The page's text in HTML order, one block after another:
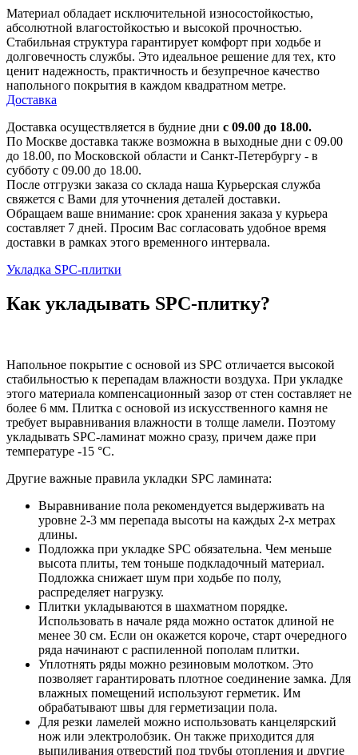
Материал обладает исключительной износостойкостью,
абсолютной влагостойкостью и высокой прочностью.
Стабильная структура гарантирует комфорт при ходьбе и
долговечность службы. Это идеальное решение для тех, кто
ценит надежность, практичность и безупречное качество
напольного покрытия в каждом квадратном метре.
Доставка
Доставка осуществляется в будние дни с 09.00 до 18.00.
По Москве доставка также возможна в выходные дни с 09.00
до 18.00, по Московской области и Санкт-Петербургу - в
субботу с 09.00 до 18.00.
После отгрузки заказа со склада наша Курьерская служба
свяжется с Вами для уточнения деталей доставки.
Обращаем ваше внимание: срок хранения заказа у курьера
составляет 7 дней. Просим Вас согласовать удобное время
доставки в рамках этого временного интервала.
Укладка SPC-плитки
Как укладывать SPC-плитку?
Напольное покрытие с основой из SPC отличается высокой
стабильностью к перепадам влажности воздуха. При укладке
этого материала компенсационный зазор от стен составляет не
более 6 мм. Плитка с основой из искусственного камня не
требует выравнивания влажности в толще ламели. Поэтому
укладывать SPC-ламинат можно сразу, причем даже при
температуре -15 °C.
Другие важные правила укладки SPC ламината:
Выравнивание пола рекомендуется выдерживать на
уровне 2-3 мм перепада высоты на каждых 2-х метрах
длины.
Подложка при укладке SPC обязательна. Чем меньше
высота плиты, тем тоньше подкладочный материал.
Подложка снижает шум при ходьбе по полу,
распределяет нагрузку.
Плитки укладываются в шахматном порядке.
Использовать в начале ряда можно остаток длиной не
менее 30 см. Если он окажется короче, старт очередного
ряда начинают с распиленной пополам плитки.
Уплотнять ряды можно резиновым молотком. Это
позволяет гарантировать плотное соединение замка. Для
влажных помещений используют герметик. Им
обрабатывают швы для герметизации пола.
Для резки ламелей можно использовать канцелярский
нож или электролобзик. Он также приходится для
выпиливания отверстий под трубы отопления и другие